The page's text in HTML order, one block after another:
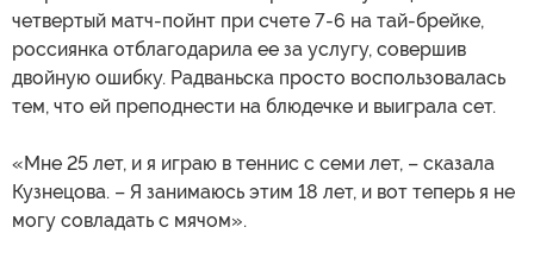
четвертый матч-пойнт при счете 7-6 на тай-брейке,
россиянка отблагодарила ее за услугу, совершив
двойную ошибку. Радваньска просто воспользовалась
тем, что ей преподнести на блюдечке и выиграла сет.
«Мне 25 лет, и я играю в теннис с семи лет, – сказала
Кузнецова. – Я занимаюсь этим 18 лет, и вот теперь я не
могу совладать с мячом».